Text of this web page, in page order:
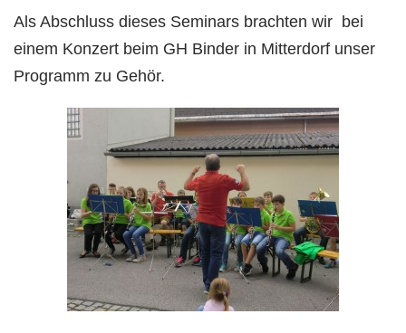
Als Abschluss dieses Seminars brachten wir bei
einem Konzert beim GH Binder in Mitterdorf unser
Programm zu Gehör.